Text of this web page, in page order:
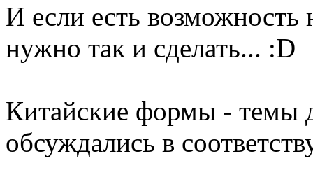
И если есть
нужно так и сделать... :D
Китайские формы - темы
обсуждались в